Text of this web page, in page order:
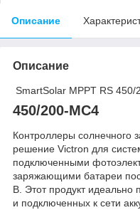
Описание
Описание
SmartSolar MPPT RS
450/200-МС4
Контроллеры солнечного
решение Victron для
подключенными
заряжающими батареи
В. Этот продукт
и подключенных к сети